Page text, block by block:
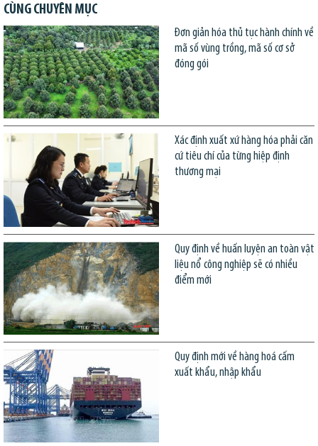
CÙNG CHUYÊN MỤC
Đơn giản hóa thủ tục hành chính về
mã số vùng trồng, mã số cơ sở
đóng gói
Xác định xuất xứ hàng hóa phải căn
cứ tiêu chí của từng hiệp định
thương mại
Quy định về huấn luyện an toàn vật
liệu nổ công nghiệp sẽ có nhiều
điểm mới
Quy định mới về hàng hoá cấm
xuất khẩu, nhập khẩu